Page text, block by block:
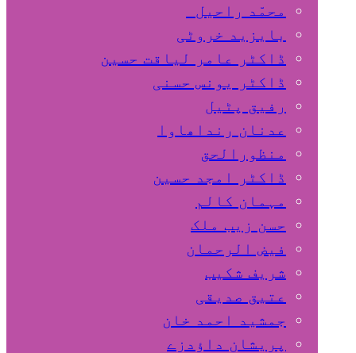
محمّد راحیل
بایزید خروٹی
ڈاکٹر عامر لیاقت حسین
ڈاکٹر یونس حسنی
رفیق پٹیل
عدنان رنداھاوا
منظورالحق
ڈاکٹر امجد حسین
مہمان کالم
حسن زیب ملک
فیض الرحمان
شریف شکیب
عتیق صدیقی
جمشید احمد خان
پریشان داﺅدزے